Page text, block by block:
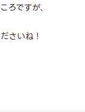
ろですが、
さいね！